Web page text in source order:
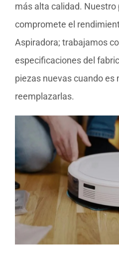
más alta calidad.
compromete el
Aspiradora; trabajamos
especificaciones del
piezas nuevas cuando es
reemplazarlas.